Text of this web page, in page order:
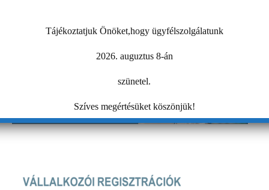
Tájékoztatjuk Önöket,hogy ügyfélszolgálatunk
2026. auguztus 8-án
szünetel.
Szíves megértésüket köszönjük!